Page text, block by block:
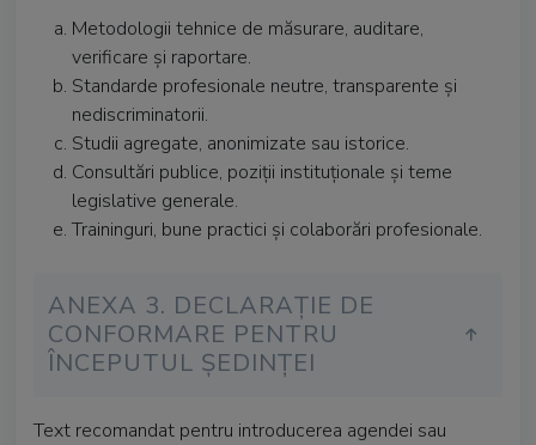
Metodologii tehnice de măsurare, auditare,
verificare și raportare.
Standarde profesionale neutre, transparente și
nediscriminatorii.
Studii agregate, anonimizate sau istorice.
Consultări publice, poziții instituționale și teme
legislative generale.
Traininguri, bune practici și colaborări profesionale.
ANEXA 3. DECLARAȚIE DE
CONFORMARE PENTRU
ÎNCEPUTUL ȘEDINȚEI
Text recomandat pentru introducerea agendei sau